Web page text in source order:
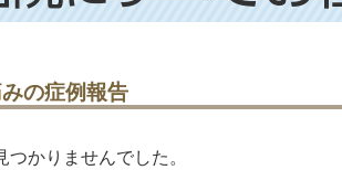
の症例報告
つかりませんでした。